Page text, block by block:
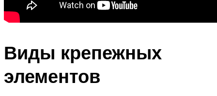
Виды крепежных
элементов